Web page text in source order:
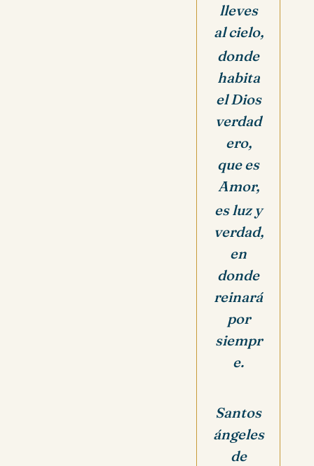
lleves
al cielo,
donde
habita
el Dios
verdad
ero,
que es
Amor,
es luz y
verdad,
en
donde
reinará
por
siempr
e.
Santos
ángeles
de